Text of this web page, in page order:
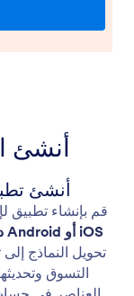
أنشئ
أنشئ
قم بإنشاء تطبيق
iOS أو Android دون كتابة أي كود
تحويل النماذج
التسوق